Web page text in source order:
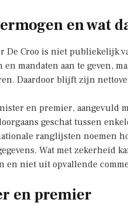
en wat
De Croo is niet publiekelijk
mandaten aan te geven,
Daardoor blijft zijn
en premier, aangevuld
geschat tussen
ranglijsten noemen
Wat met zekerheid
en niet uit opvallende
en premier